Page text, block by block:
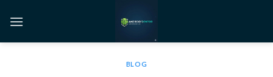
BLOG